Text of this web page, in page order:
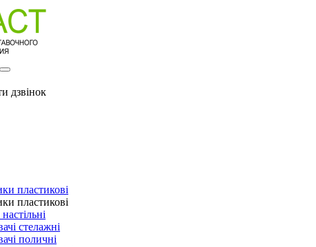
дзвінок
пластикові
пластикові
стелажні
поличні